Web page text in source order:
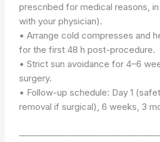
prescribed for medical reasons,
with your physician).
• Arrange cold compresses and
for the first 48 h post-procedure.
• Strict sun avoidance for 4–6
surgery.
• Follow-up schedule: Day 1
removal if surgical), 6 weeks, 3